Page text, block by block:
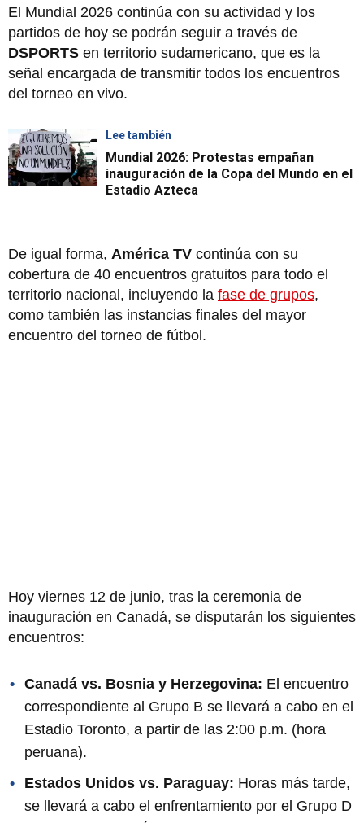
El Mundial 2026 continúa con su actividad y los
partidos de hoy se podrán seguir a través de
DSPORTS en territorio sudamericano, que es la
señal encargada de transmitir todos los encuentros
del torneo en vivo.
Lee también
Mundial 2026: Protestas empañan
inauguración de la Copa del Mundo en el
Estadio Azteca
De igual forma, América TV continúa con su
cobertura de 40 encuentros gratuitos para todo el
territorio nacional, incluyendo la fase de grupos,
como también las instancias finales del mayor
encuentro del torneo de fútbol.
Hoy viernes 12 de junio, tras la ceremonia de
inauguración en Canadá, se disputarán los siguientes
encuentros:
Canadá vs. Bosnia y Herzegovina: El encuentro
correspondiente al Grupo B se llevará a cabo en el
Estadio Toronto, a partir de las 2:00 p.m. (hora
peruana).
Estados Unidos vs. Paraguay: Horas más tarde,
se llevará a cabo el enfrentamiento por el Grupo D